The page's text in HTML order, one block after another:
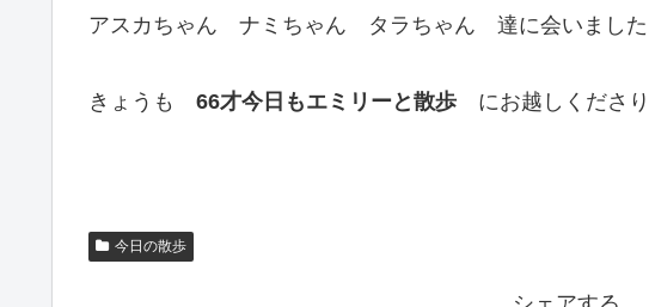
アスカちゃん ナミちゃん タラちゃん 達に会いました
きょうも 66才今日もエミリーと散歩 にお越しくださり
今日の散歩